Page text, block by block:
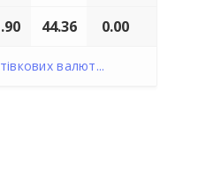
44.36 0.00
валют...